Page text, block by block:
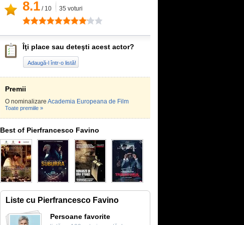
8.1 / 10 35 voturi
Îţi place sau deteşti acest actor?
Adaugă-l într-o listă!
Premii
O nominalizare Academia Europeana de Film
Toate premiile »
Best of Pierfrancesco Favino
Liste cu Pierfrancesco Favino
Persoane favorite